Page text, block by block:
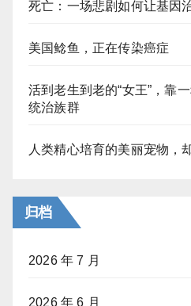
死亡：一场悲剧如何让基因
美国鲶鱼，正在传染癌症
活到老生到老的“女王”，靠
统治族群
人类精心培育的美丽宠物，
归档
2026 年 7 月
2026 年 6 月